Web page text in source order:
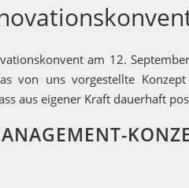
am 12.
von uns vorgestellte
aus eigener Kraft dauerhaft